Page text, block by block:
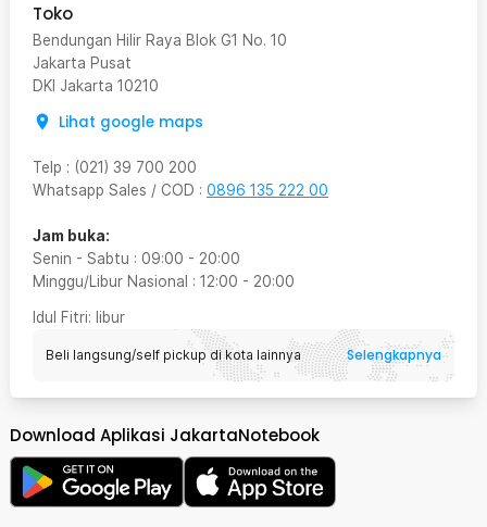
Toko
Bendungan Hilir Raya Blok G1 No. 10
Jakarta Pusat
DKI Jakarta 10210
Lihat google maps
Telp : (021) 39 700 200
Whatsapp Sales / COD : 0896 135 222 00
Jam buka:
Senin - Sabtu : 09:00 - 20:00
Minggu/Libur Nasional : 12:00 - 20:00
Idul Fitri: libur
Beli langsung/self pickup di kota lainnya Selengkapnya
Download Aplikasi JakartaNotebook